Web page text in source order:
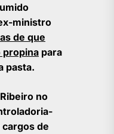
ministro
de que
propina para
pasta.
no
cargos de